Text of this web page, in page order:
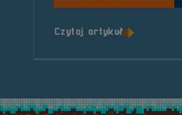
Czytaj artykuło tytule